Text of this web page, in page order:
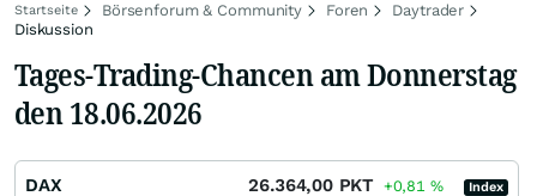
Startseite Börsenforum & Community Foren
Daytrader
Diskussion
Tages-Trading-Chancen am Donnerstag
den 18.06.2026
DAX 26.364,00 PKT +0,81 % Index